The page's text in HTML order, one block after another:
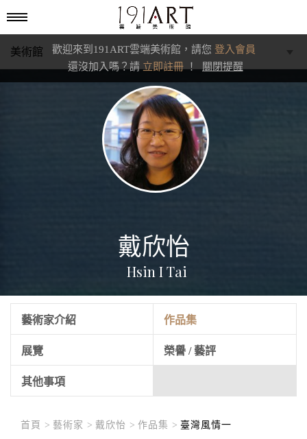
歡迎來到191ART雲端美術館，請您 登入會員
還沒加入嗎？請 立即註冊！ 關閉提醒
美術館
戴欣怡
Hsin I Tai
藝術家介紹 作品集
展覽 榮譽 / 藝評
其他事項
首頁 > 藝術家 > 戴欣怡 > 作品集 > 臺灣風情一